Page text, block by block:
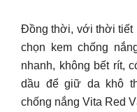
Đồng thời, với thời tiết
chọn kem chống
nhanh, không bết rít,
dầu để giữ da khô
chống nắng Vita Red